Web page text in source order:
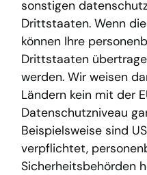
sonstigen
Drittstaaten. Wenn
können Ihre
Drittstaaten
werden. Wir weisen
Ländern kein mit der
Datenschutzniveau
Beispielsweise sind
verpflichtet,
Sicherheitsbehörden